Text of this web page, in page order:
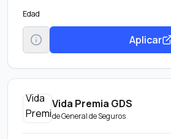
Edad
Aplicar
Vida Premia GDS
deGeneral de Seguros